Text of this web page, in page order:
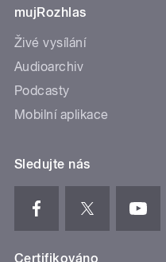
mujRozhlas
Živé vysílání
Audioarchiv
Podcasty
Mobilní aplikace
Sledujte nás
Certifikováno